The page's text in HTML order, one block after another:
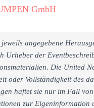
GmbH
angegebene
der
Die United
oder Vollständigkeit des
haftet sie nur im Fall
zur Eigeninformation